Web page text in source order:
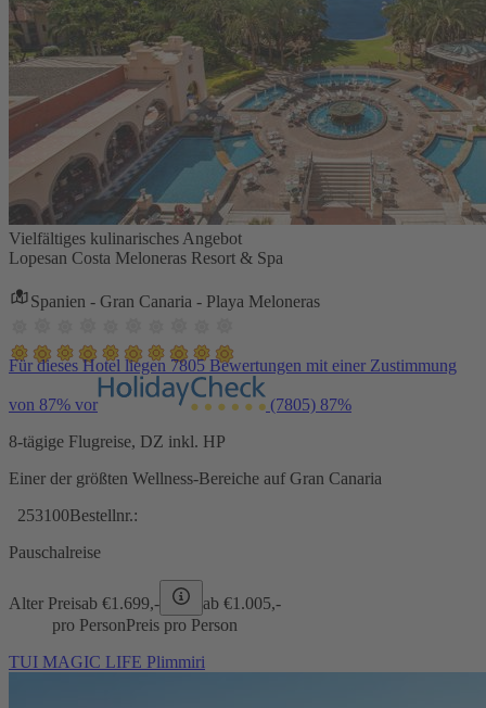
Vielfältiges kulinarisches Angebot
Lopesan Costa Meloneras Resort & Spa
Spanien - Gran Canaria - Playa Meloneras
Für dieses Hotel liegen 7805 Bewertungen mit einer Zustimmung
von 87% vor (7805) 87%
8-tägige Flugreise, DZ inkl. HP
Einer der größten Wellness-Bereiche auf Gran Canaria
253100Bestellnr.:
Pauschalreise
Alter Preisab €1.699,- ab €1.005,-
pro PersonPreis pro Person
TUI MAGIC LIFE Plimmiri